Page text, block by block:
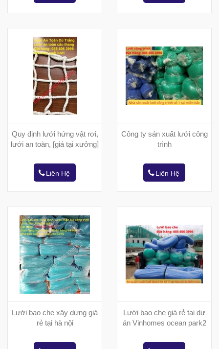
Quy định lưới hứng vật rơi,
lưới an toàn, [giá tại xưởng]
Liên Hệ
Công ty sản xuất lưới công
trình
Liên Hệ
Lưới bao che xây dựng giá
rẻ tại hà nội
Lưới bao che giá rẻ tại dự
án Vinhomes ocean park2